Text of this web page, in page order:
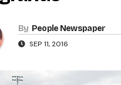
By People Newspaper
SEP 11, 2016